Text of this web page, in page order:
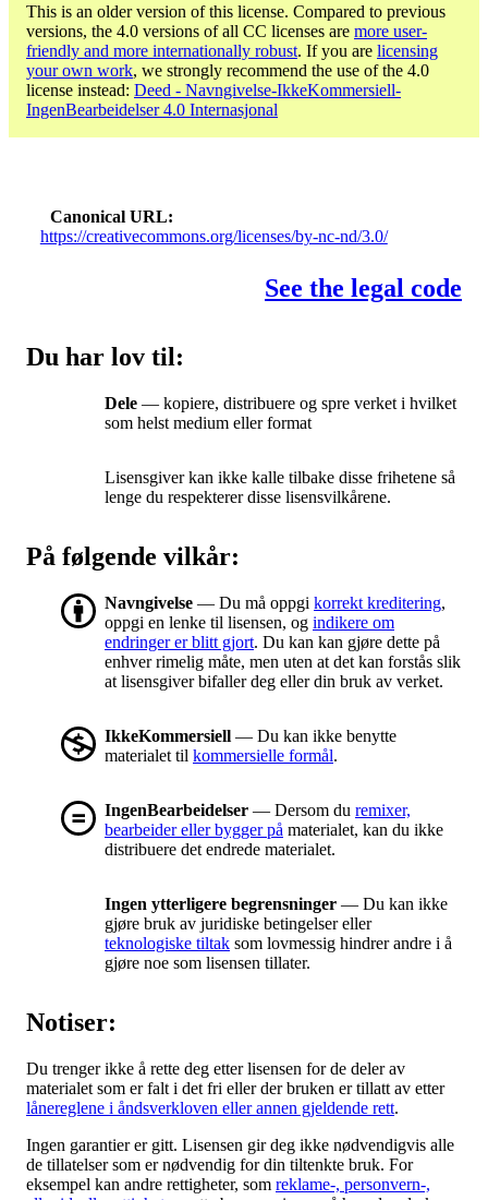
This is an older version of this license. Compared to previous
versions, the 4.0 versions of all CC licenses are more user-
friendly and more internationally robust. If you are licensing
your own work, we strongly recommend the use of the 4.0
license instead: Deed - Navngivelse-IkkeKommersiell-
IngenBearbeidelser 4.0 Internasjonal
Canonical URL
https://creativecommons.org/licenses/by-nc-nd/3.0/
See the legal code
Du har lov til:
Dele — kopiere, distribuere og spre verket i hvilket
som helst medium eller format
Lisensgiver kan ikke kalle tilbake disse frihetene så
lenge du respekterer disse lisensvilkårene.
På følgende vilkår:
Navngivelse — Du må oppgi korrekt kreditering,
oppgi en lenke til lisensen, og indikere om
endringer er blitt gjort. Du kan kan gjøre dette på
enhver rimelig måte, men uten at det kan forstås slik
at lisensgiver bifaller deg eller din bruk av verket.
IkkeKommersiell — Du kan ikke benytte
materialet til kommersielle formål.
IngenBearbeidelser — Dersom du remixer,
bearbeider eller bygger på materialet, kan du ikke
distribuere det endrede materialet.
Ingen ytterligere begrensninger — Du kan ikke
gjøre bruk av juridiske betingelser eller
teknologiske tiltak som lovmessig hindrer andre i å
gjøre noe som lisensen tillater.
Notiser:
Du trenger ikke å rette deg etter lisensen for de deler av
materialet som er falt i det fri eller der bruken er tillatt av etter
lånereglene i åndsverkloven eller annen gjeldende rett.
Ingen garantier er gitt. Lisensen gir deg ikke nødvendigvis alle
de tillatelser som er nødvendig for din tiltenkte bruk. For
eksempel kan andre rettigheter, som reklame-, personvern-,